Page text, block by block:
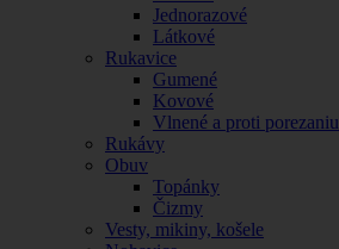
Jednorazové
Látkové
Rukavice
Gumené
Kovové
Vlnené a proti porezaniu
Rukávy
Obuv
Topánky
Čizmy
Vesty, mikiny, košele